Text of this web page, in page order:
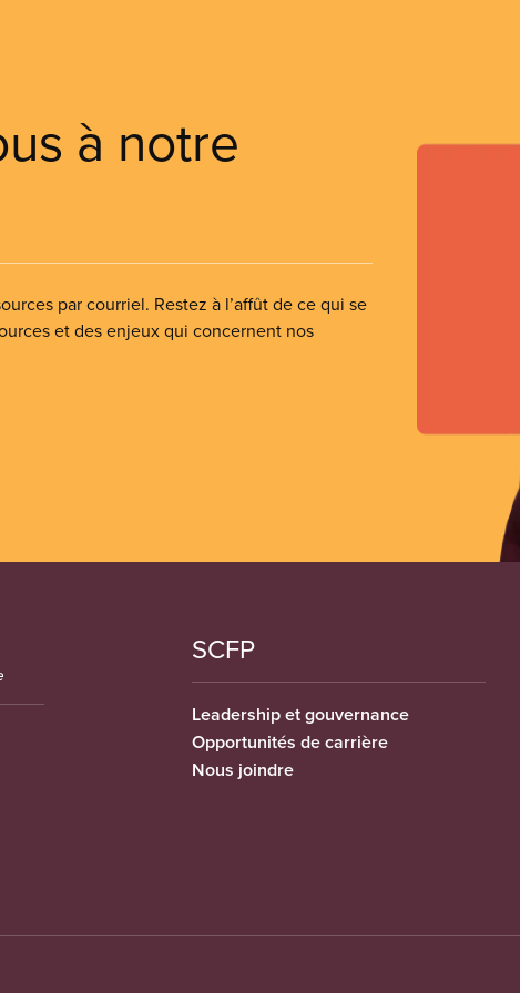
à notre
par courriel. Restez à l’affût de ce qui se
et des enjeux qui concernent nos
SCFP
Leadership et gouvernance
Opportunités de carrière
Nous joindre